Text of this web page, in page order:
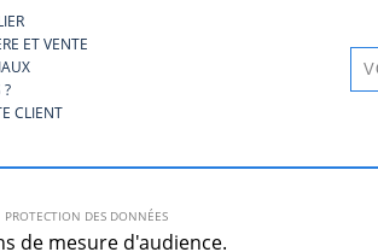
ET VENTE
?
CLIENT
PROTECTION DES DONNÉES
de mesure d'audience.